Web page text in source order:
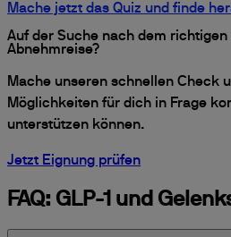
Mache jetzt das Quiz und finde
Auf der Suche nach dem
Abnehmreise?
Mache unseren schnellen Check
Möglichkeiten für dich in Frage
unterstützen können.
Jetzt Eignung prüfen
FAQ: GLP-1 und